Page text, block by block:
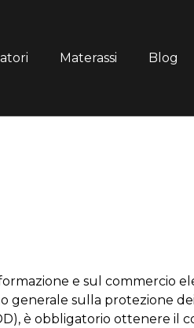
Materassi Blog
e sul commercio
sulla protezione
è obbligatorio ottenere il